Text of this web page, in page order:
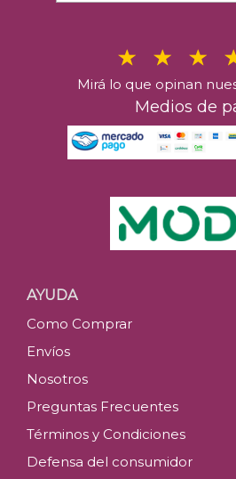
Mirá lo que opinan
Medios de
AYUDA
Como Comprar
Envíos
Nosotros
Preguntas Frecuentes
Términos y Condiciones
Defensa del consumidor